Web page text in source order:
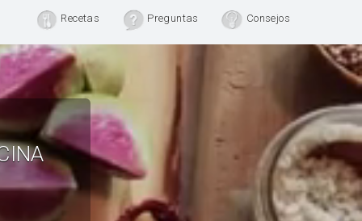
Recetas Preguntas Consejos